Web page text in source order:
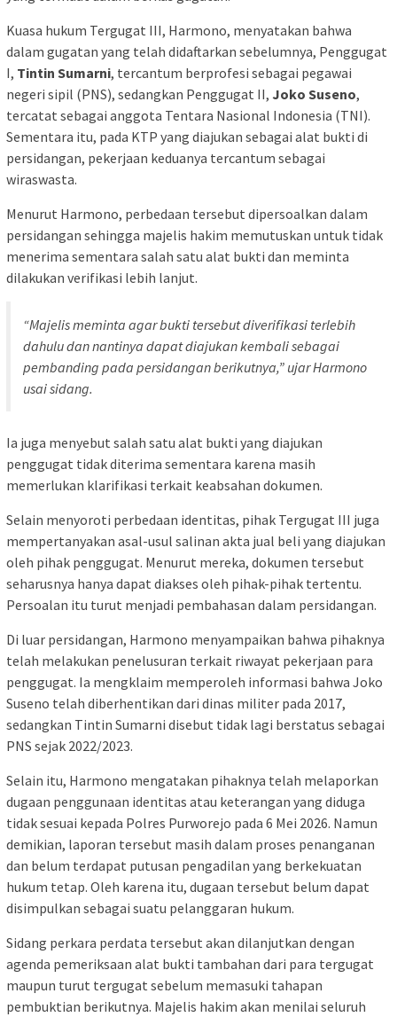
Kuasa hukum Tergugat III, Harmono, menyatakan bahwa
dalam gugatan yang telah didaftarkan sebelumnya, Penggugat
I, Tintin Sumarni, tercantum berprofesi sebagai pegawai
negeri sipil (PNS), sedangkan Penggugat II, Joko Suseno,
tercatat sebagai anggota Tentara Nasional Indonesia (TNI).
Sementara itu, pada KTP yang diajukan sebagai alat bukti di
persidangan, pekerjaan keduanya tercantum sebagai
wiraswasta.
Menurut Harmono, perbedaan tersebut dipersoalkan dalam
persidangan sehingga majelis hakim memutuskan untuk tidak
menerima sementara salah satu alat bukti dan meminta
dilakukan verifikasi lebih lanjut.
“Majelis meminta agar bukti tersebut diverifikasi terlebih
dahulu dan nantinya dapat diajukan kembali sebagai
pembanding pada persidangan berikutnya,” ujar Harmono
usai sidang.
Ia juga menyebut salah satu alat bukti yang diajukan
penggugat tidak diterima sementara karena masih
memerlukan klarifikasi terkait keabsahan dokumen.
Selain menyoroti perbedaan identitas, pihak Tergugat III juga
mempertanyakan asal-usul salinan akta jual beli yang diajukan
oleh pihak penggugat. Menurut mereka, dokumen tersebut
seharusnya hanya dapat diakses oleh pihak-pihak tertentu.
Persoalan itu turut menjadi pembahasan dalam persidangan.
Di luar persidangan, Harmono menyampaikan bahwa pihaknya
telah melakukan penelusuran terkait riwayat pekerjaan para
penggugat. Ia mengklaim memperoleh informasi bahwa Joko
Suseno telah diberhentikan dari dinas militer pada 2017,
sedangkan Tintin Sumarni disebut tidak lagi berstatus sebagai
PNS sejak 2022/2023.
Selain itu, Harmono mengatakan pihaknya telah melaporkan
dugaan penggunaan identitas atau keterangan yang diduga
tidak sesuai kepada Polres Purworejo pada 6 Mei 2026. Namun
demikian, laporan tersebut masih dalam proses penanganan
dan belum terdapat putusan pengadilan yang berkekuatan
hukum tetap. Oleh karena itu, dugaan tersebut belum dapat
disimpulkan sebagai suatu pelanggaran hukum.
Sidang perkara perdata tersebut akan dilanjutkan dengan
agenda pemeriksaan alat bukti tambahan dari para tergugat
maupun turut tergugat sebelum memasuki tahapan
pembuktian berikutnya. Majelis hakim akan menilai seluruh